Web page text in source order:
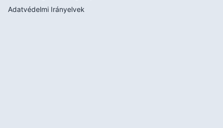
Adatvédelmi Irányelvek